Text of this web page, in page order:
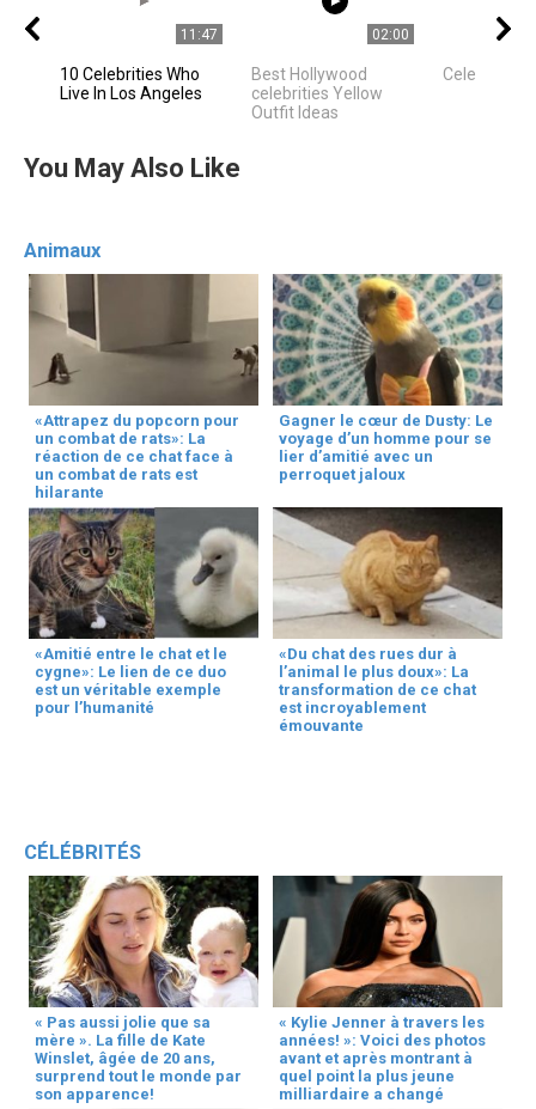
11:47
10 Celebrities Who
Live In Los Angeles
02:00
Best Hollywood
celebrities Yellow
Outfit Ideas
Celebrities
You May Also Like
Animaux
«Attrapez du popcorn pour
un combat de rats»: La
réaction de ce chat face à
un combat de rats est
hilarante
Gagner le cœur de Dusty: Le
voyage d’un homme pour se
lier d’amitié avec un
perroquet jaloux
«Amitié entre le chat et le
cygne»: Le lien de ce duo
est un véritable exemple
pour l’humanité
«Du chat des rues dur à
l’animal le plus doux»: La
transformation de ce chat
est incroyablement
émouvante
CÉLÉBRITÉS
« Pas aussi jolie que sa
mère ». La fille de Kate
Winslet, âgée de 20 ans,
surprend tout le monde par
son apparence!
« Kylie Jenner à travers les
années! »: Voici des photos
avant et après montrant à
quel point la plus jeune
milliardaire a changé